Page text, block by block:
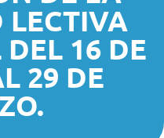
DEL 16 DE
29 DE